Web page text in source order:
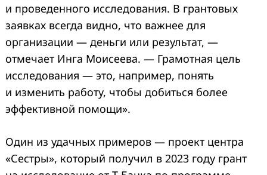
и проведенного исследования. В грантовых
заявках всегда видно, что важнее для
организации — деньги или результат, —
отмечает Инга Моисеева. — Грамотная цель
исследования — это, например, понять
и изменить работу, чтобы добиться более
эффективной помощи».
Один из удачных примеров — проект центра
«Сестры», который получил в 2023 году грант